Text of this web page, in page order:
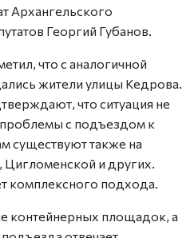
Архангельского
Георгий Губанов.
что с аналогичной
жители улицы Кедрова.
что ситуация не
с подъездом к
существуют также на
и других.
комплексного подхода.
контейнерных площадок, а